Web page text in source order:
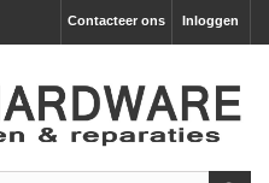
Inloggen
Contacteer ons